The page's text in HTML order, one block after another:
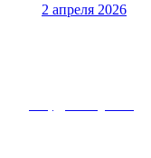
2 апреля 2026